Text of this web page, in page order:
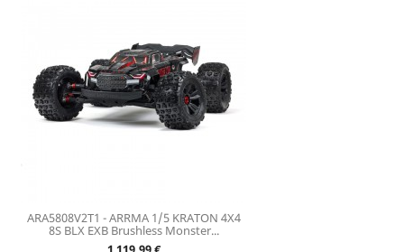
ARA5808V2T1 - ARRMA 1/5 KRATON 4X4
8S BLX EXB Brushless Monster...
Prix